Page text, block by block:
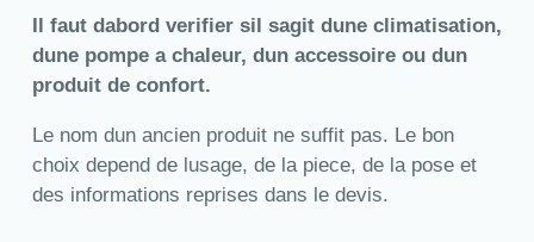
Il faut dabord verifier sil sagit dune climatisation,
dune pompe a chaleur, dun accessoire ou dun
produit de confort.
Le nom dun ancien produit ne suffit pas. Le bon
choix depend de lusage, de la piece, de la pose et
des informations reprises dans le devis.